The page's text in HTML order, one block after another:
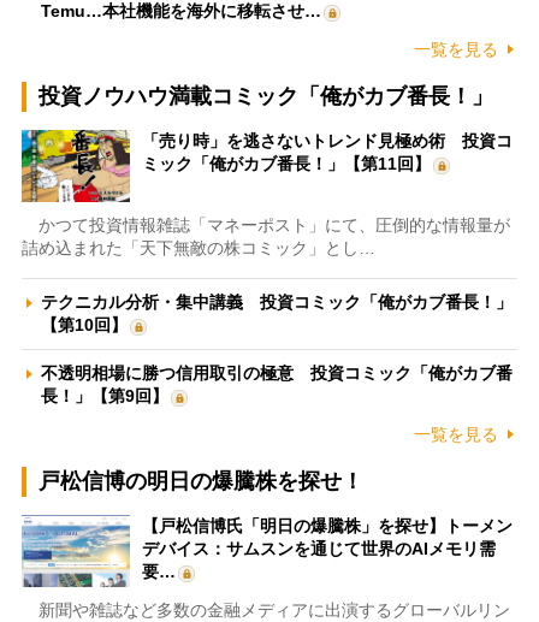
Temu…本社機能を海外に移転させ…
一覧を見る
投資ノウハウ満載コミック「俺がカブ番長！」
「売り時」を逃さないトレンド見極め術 投資コ
ミック「俺がカブ番長！」【第11回】
かつて投資情報雑誌「マネーポスト」にて、圧倒的な情報量が
詰め込まれた「天下無敵の株コミック」とし…
テクニカル分析・集中講義 投資コミック「俺がカブ番長！」
【第10回】
不透明相場に勝つ信用取引の極意 投資コミック「俺がカブ番
長！」【第9回】
一覧を見る
戸松信博の明日の爆騰株を探せ！
【戸松信博氏「明日の爆騰株」を探せ】トーメン
デバイス：サムスンを通じて世界のAIメモリ需
要…
新聞や雑誌など多数の金融メディアに出演するグローバルリン